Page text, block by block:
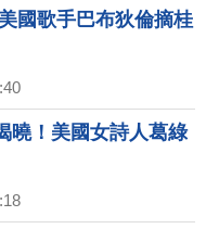
國歌手巴布狄倫摘桂
曉！美國女詩人葛綠